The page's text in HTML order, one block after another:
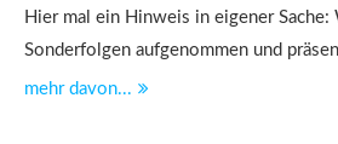
Hier mal ein Hinweis in eigener
Sonderfolgen aufgenommen und
mehr davon...